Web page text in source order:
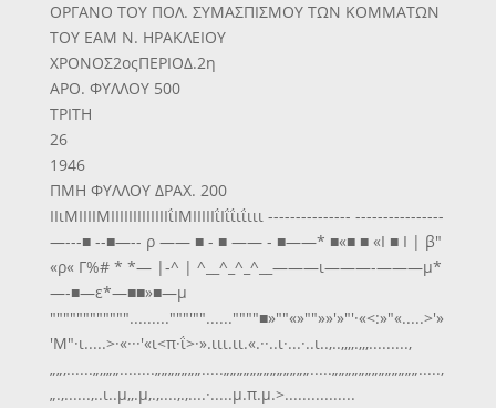
ΟΡΓΑΝΟ ΤΟΥ ΠΟΛ. ΣΥΜΑΣΠΙΣΜΟΥ ΤΩΝ ΚΟΜΜΑΤΩΝ
ΤΟΥ ΕΑΜ Ν. ΗΡΑΚΛΕΙΟΥ
ΧΡΟΝΟΣ2οςΠΕΡΙΟΔ.2η
ΑΡΟ. ΦΥΛΛΟΥ 500
ΤΡΙΤΗ
26
1946
ΠΜΗ ΦΥΛΛΟΥ ΔΡΑΧ. 200
ΙΙιΜΙΙΙΙΜΙΙΙΙΙΙΙΙΙΙΙΙΙΐΙΜΙΙΙΙΙΐΙΐΐιΐιιι --------------- ----------------
—---■ --■—-- ρ —— ■ - ■ —— - ■——* ■«■ ■ «Ι ■ Ι | β"
«ρ« Γ%# * *— |-^ | ^__^_^_^__———ι———-———μ*
—-■—ε*—■■»■—μ
""""""""""""........."""'""......""""■»""«»""»»'»"'·«<:»"«.....>'»
'Μ"·ι.....>·«···'«ι<π·ΐ>·».ιιι.ιι.«.··..ι·...·..ι..,..,,,,.,,,.........,
„„,......„,,„„........„„„„„„„.....„„„„„„„„„„„„„.....„„„„„„„„„„„„„.....,
„.,......,..ι..μ,,.μ,.,....,.,....·.....μ.π.μ.>................